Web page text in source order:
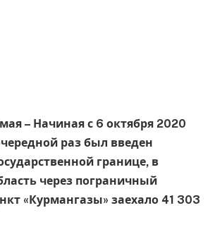
– Начиная с 6 октября 2020
раз был введен
границе, в
через пограничный
«Курмангазы» заехало 41 303